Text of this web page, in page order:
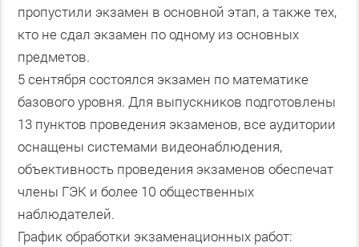
пропустили экзамен в основной этап, а также тех,
кто не сдал экзамен по одному из основных
предметов.
5 сентября состоялся экзамен по математике
базового уровня. Для выпускников подготовлены
13 пунктов проведения экзаменов, все аудитории
оснащены системами видеонаблюдения,
объективность проведения экзаменов обеспечат
члены ГЭК и более 10 общественных
наблюдателей.
График обработки экзаменационных работ: